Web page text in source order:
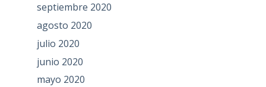
septiembre 2020
agosto 2020
julio 2020
junio 2020
mayo 2020